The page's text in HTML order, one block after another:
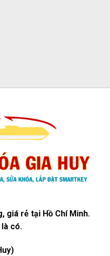
giá rẻ tại Hồ Chí Minh.
có.